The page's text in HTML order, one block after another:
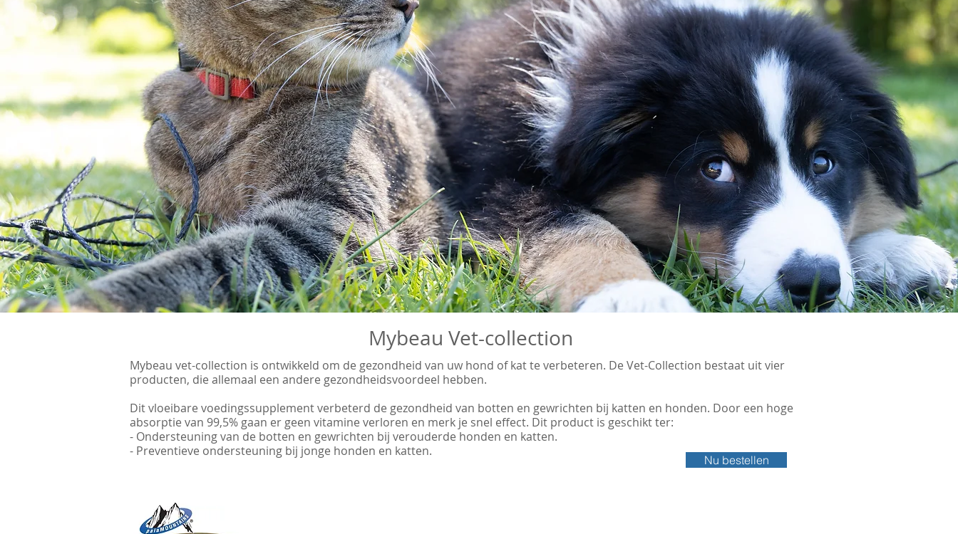
Mybeau Vet-collection
Mybeau vet-collection is ontwikkeld om de gezondheid van uw hond of kat te verbeteren. De Vet-Collection bestaat uit vier
producten, die allemaal een andere gezondheidsvoordeel hebben.
Dit vloeibare voedingssupplement verbeterd de gezondheid van botten en gewrichten bij katten en honden. Door een hoge
absorptie van 99,5% gaan er geen vitamine verloren en merk je snel effect. Dit product is geschikt ter:
- Ondersteuning van de botten en gewrichten bij verouderde honden en katten.
- Preventieve ondersteuning bij jonge honden en katten.
Nu bestellen